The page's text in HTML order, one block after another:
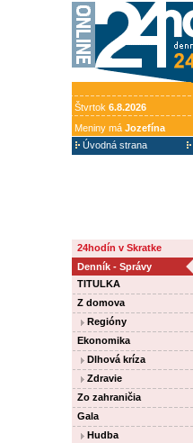
Štvrtok 6.8.2026
Meniny má Jozefína
Úvodná strana
24hodín v Skratke
Denník - Správy
TITULKA
Z domova
Regióny
Ekonomika
Dlhová kríza
Zdravie
Zo zahraničia
Gala
Hudba